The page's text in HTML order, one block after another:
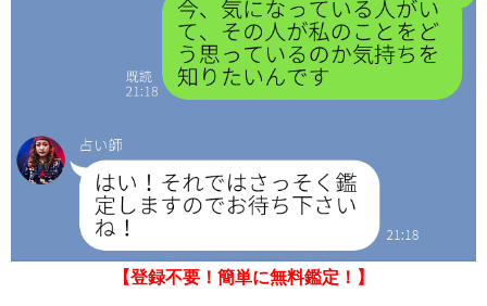
【登録不要！簡単に無料鑑定！】